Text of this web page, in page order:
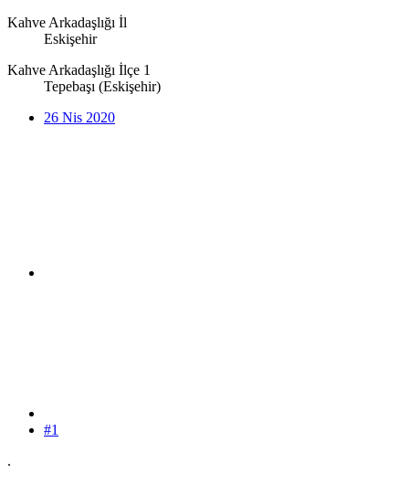
Kahve Arkadaşlığı İl
Eskişehir
Kahve Arkadaşlığı İlçe 1
Tepebaşı (Eskişehir)
26 Nis 2020
#1
.